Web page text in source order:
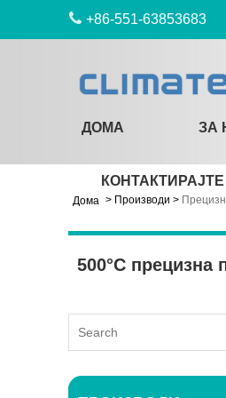
+86-551-63853683
ДОМА ЗА
Дома > Производи >
500°C прецизна